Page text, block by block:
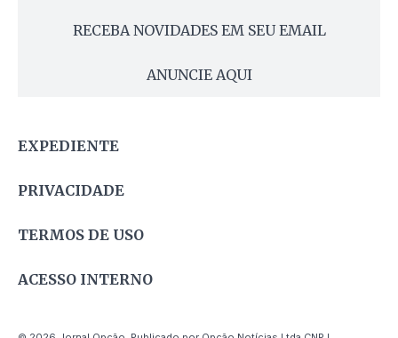
RECEBA NOVIDADES EM SEU EMAIL
ANUNCIE AQUI
EXPEDIENTE
PRIVACIDADE
TERMOS DE USO
ACESSO INTERNO